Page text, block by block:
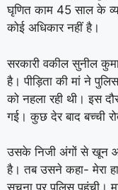
घृणित काम 45 साल के
कोई अधिकार नहीं है।
सरकारी वकील सुनील
है। पीड़िता की मां ने
को नहला रही थी। इस
गई। कुछ देर बाद बच्ची
उसके निजी अंगों से खून आ
है। तब उसने कहा- मेरा
सूचना पर पुलिस पहुंची।